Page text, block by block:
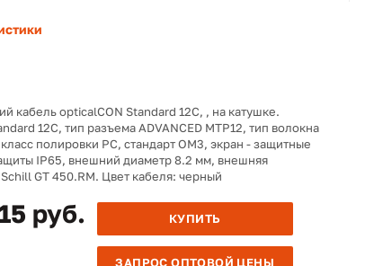
кабель opticalCON Standard 12C, , на катушке.
12C, тип разъема ADVANCED MTP12, тип волокна
полировки PC, стандарт ОМ3, экран - защитные
IP65, внешний диаметр 8.2 мм, внешняя
GT 450.RM. Цвет кабеля: черный
руб. КУПИТЬ
ЗАПРОС ОПТОВОЙ ЦЕНЫ